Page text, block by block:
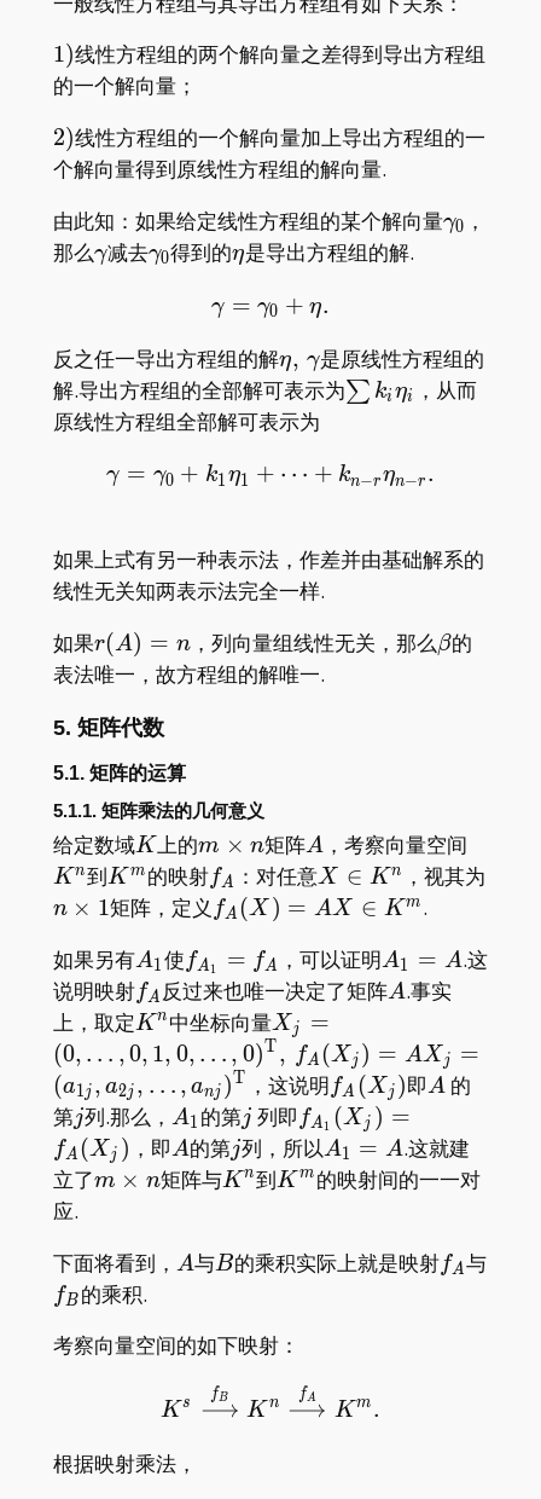
1)
1)线性方程组的两个解向量之差得到导出方程组
的一个解向量；
2)
2)线性方程组的一个解向量加上导出方程组的一
个解向量得到原线性方程组的解向量.
由此知：如果给定线性方程组的某个解向量γ0 ，
那么\gamma
γ减去\gamma_0
γ0得到的\eta
η是导出方程组的解.
γ = γ0 + η.
反之任一导出方程组的解\eta,\,
\gamma
η, γ是原线性方程组的
解.导出方程组的全部解可表示为\sum
∑ ki ηi
，从而
原线性方程组全部解可表示为
γ = γ0 + k1η1 + ⋯ + kn−rηn−r .
如果上式有另一种表示法，作差并由基础解系的
线性无关知两表示法完全一样.
如果r(A)=n
r(A) = n，列向量组线性无关，那么\beta
β的
表法唯一，故方程组的解唯一.
5. 矩阵代数
5.1. 矩阵的运算
5.1.1. 矩阵乘法的几何意义
给定数域K
K上的m\times
n
m × n矩阵A
A ，考察向量空间
Kn到K^m
K m 的映射f_A
fA ：对任意X\in
K^n
X ∈ Kn ，视其为
n × 1矩阵，定义 f_A(X)=AX\in
fA (X ) = AX ∈ Km .
如果另有A_1
A1使f_{A_1}=f_A
fA1 = fA ，可以证明A_1=A
A1 = A.这
说明映射f_A
fA 反过来也唯一决定了矩阵A
A.事实
上，取定 K^n
Kn 中坐标向量X_j=
f_A(X_j)=AX_j=
X j
=
(0, … ,0, 1, 0, … , 0)T, fA ( X j ) = A X j
=
(a1j , a2j , … , anj )T ，这说明f_A(X_j)
fA ( X j )即A
A 的
第j
j列.那么， A_1
A1 的第j
j 列即 f_{A_1}
(X_j)=f_A(X_j)
fA1 (X j ) =
fA (X j ) ，即A
A的第j
j列，所以A_1=A
A1 = A.这就建
立了m\times
m × n矩阵与K^n
Kn到K^m
K m 的映射间的一一对
应.
下面将看到， A
A与B
B的乘积实际上就是映射f_A
fA与
fB 的乘积.
考察向量空间的如下映射：
K s ⟶
fB
K n ⟶
fA
K m .
根据映射乘法，